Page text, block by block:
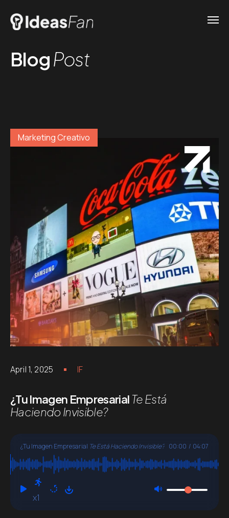
BlogPost
Marketing Creativo
April 1, 2025 IF
¿Tu Imagen Empresarial Te Está
Haciendo Invisible?
¿Tu Imagen Empresarial Te Está Haciendo Invisible? 00:00 / 04:07
x1